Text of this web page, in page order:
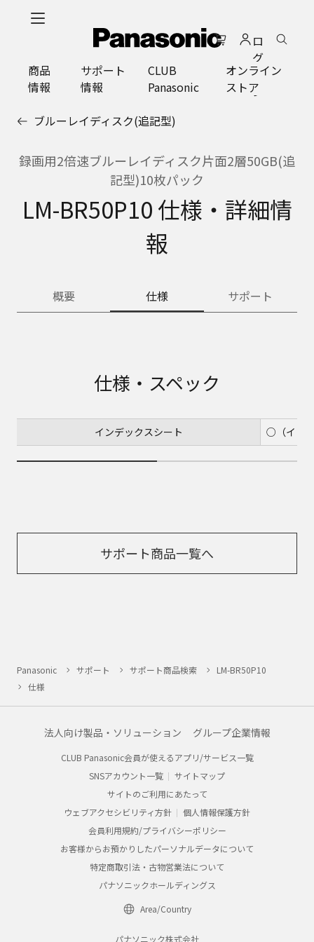
ロ
グ
イ
ン
商品
情報
サポート
情報
CLUB
Panasonic
オンライン
ストア
ブルーレイディスク(追記型)
録画用2倍速ブルーレイディスク片面2層50GB(追
記型)10枚パック
LM-BR50P10 仕様・詳細情
報
概要 仕様 サポート
仕様・スペック
インデックスシート ○（イン
サポート商品一覧へ
Panasonic サポート サポート商品検索
LM-BR50P10
仕様
法人向け製品・ソリューション グループ企業情報
CLUB Panasonic会員が使えるアプリ/サービス一覧
SNSアカウント一覧
サイトマップ
サイトのご利用にあたって
ウェブアクセシビリティ方針
個人情報保護方針
会員利用規約/プライバシーポリシー
お客様からお預かりしたパーソナルデータについて
特定商取引法・古物営業法について
パナソニックホールディングス
Area/Country
パナソニック株式会社